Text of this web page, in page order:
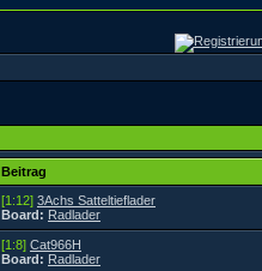
Beitrag
[1:12] 3Achs Satteltieflader
Board: Radlader
[1:8] Cat966H
Board: Radlader